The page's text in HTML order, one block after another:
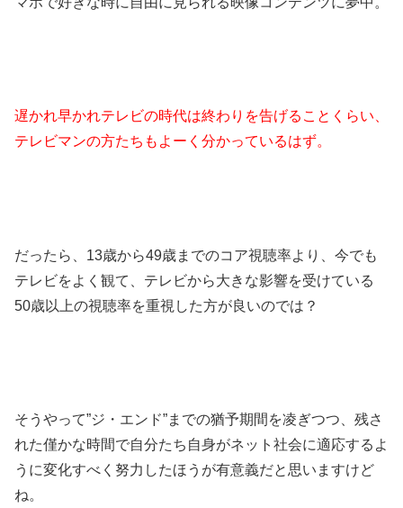
遅かれ早かれテレビの時代は終わりを告げることくらい、
テレビマンの方たちもよーく分かっているはず。
だったら、13歳から49歳までのコア視聴率より、今でも
テレビをよく観て、テレビから大きな影響を受けている
50歳以上の視聴率を重視した方が良いのでは？
そうやって”ジ・エンド”までの猶予期間を凌ぎつつ、残さ
れた僅かな時間で自分たち自身がネット社会に適応するよ
うに変化すべく努力したほうが有意義だと思いますけど
ね。